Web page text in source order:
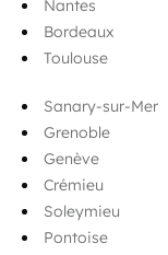
Nantes
Bordeaux
Toulouse
Sanary-sur-Mer
Grenoble
Genève
Crémieu
Soleymieu
Pontoise